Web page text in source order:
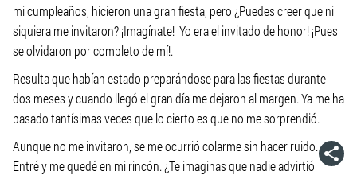
mi cumpleaños, hicieron una gran fiesta, pero ¿Puedes creer que ni
siquiera me invitaron? ¡Imagínate! ¡Yo era el invitado de honor! ¡Pues
se olvidaron por completo de mí!.
Resulta que habían estado preparándose para las fiestas durante
dos meses y cuando llegó el gran día me dejaron al margen. Ya me ha
pasado tantísimas veces que lo cierto es que no me sorprendió.
Aunque no me invitaron, se me ocurrió colarme sin hacer ruido.
Entré y me quedé en mi rincón. ¿Te imaginas que nadie advirtió